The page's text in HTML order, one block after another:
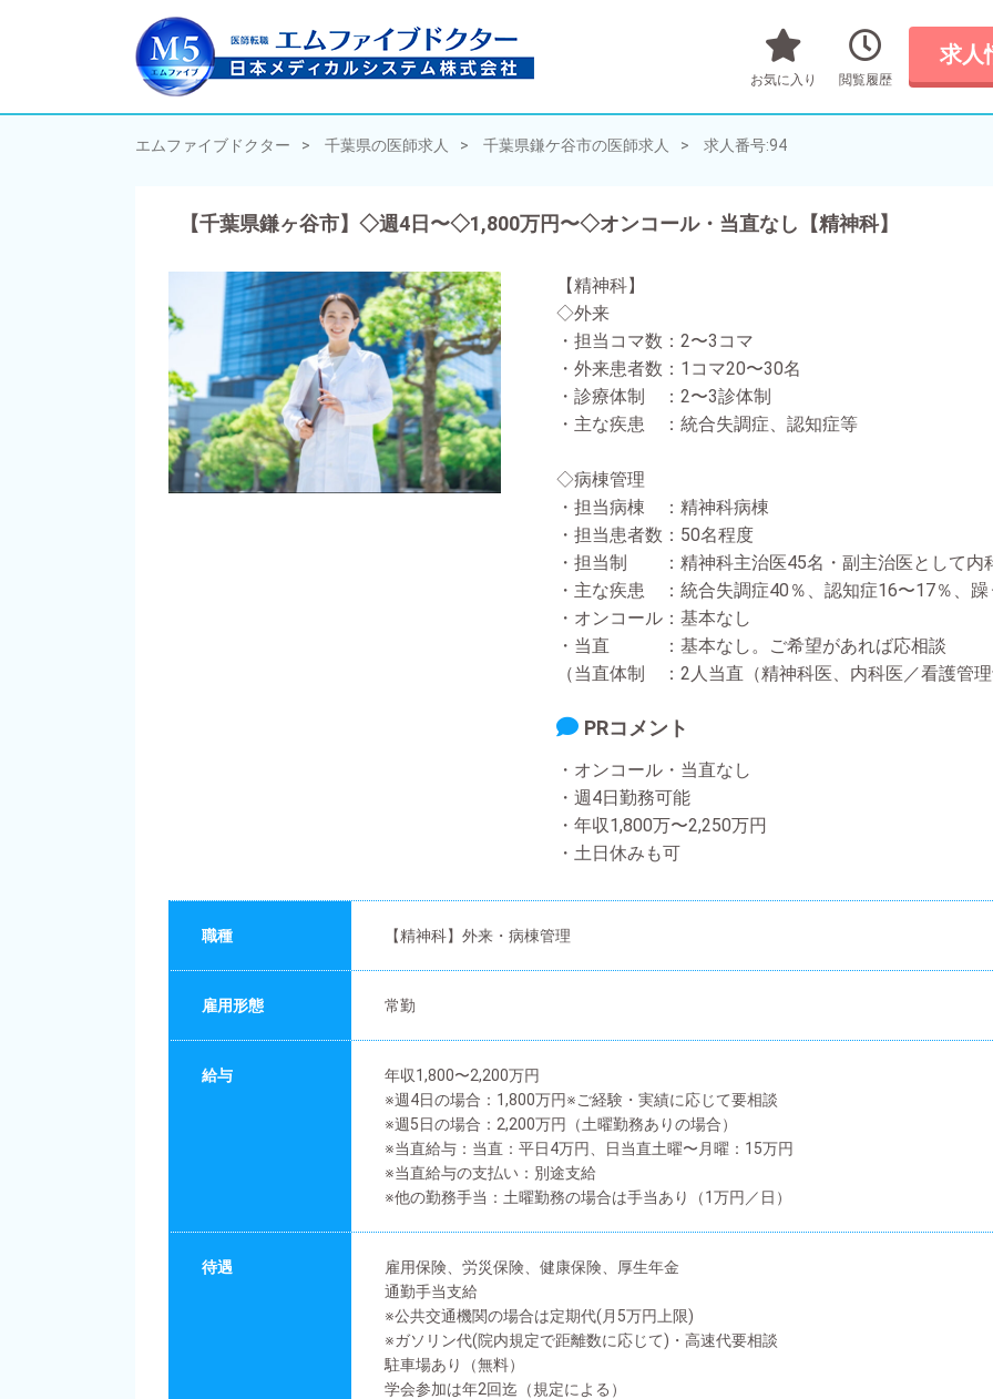
お気に入り 閲覧履歴
求人
エムファイブドクター 千葉県の医師求人 千葉県鎌ケ谷市の医師求人 求人番号:94
【千葉県鎌ヶ谷市】◇週4日〜◇1,800万円〜◇オンコール・当直なし【精神科】
【精神科】
◇外来
・担当コマ数：2〜3コマ
・外来患者数：1コマ20〜30名
・診療体制 ：2〜3診体制
・主な疾患 ：統合失調症、認知症等
◇病棟管理
・担当病棟 ：精神科病棟
・担当患者数：50名程度
・担当制 ：精神科主治医45名・副主治医として内
・主な疾患 ：統合失調症40％、認知症16〜17％、
・オンコール：基本なし
・当直 ：基本なし。ご希望があれば応相談
（当直体制 ：2人当直（精神科医、内科医／看護管理
PRコメント
・オンコール・当直なし
・週4日勤務可能
・年収1,800万〜2,250万円
・土日休みも可
職種 【精神科】外来・病棟管理
雇用形態 常勤
給与
年収1,800〜2,200万円
※週4日の場合：1,800万円※ご経験・実績に応じて要相談
※週5日の場合：2,200万円（土曜勤務ありの場合）
※当直給与：当直：平日4万円、日当直土曜〜月曜：15万円
※当直給与の支払い：別途支給
※他の勤務手当：土曜勤務の場合は手当あり（1万円／日）
待遇
雇用保険、労災保険、健康保険、厚生年金
通勤手当支給
※公共交通機関の場合は定期代(月5万円上限)
※ガソリン代(院内規定で距離数に応じて)・高速代要相談
駐車場あり（無料）
学会参加は年2回迄（規定による）